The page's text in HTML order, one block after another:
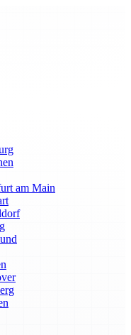
am Main